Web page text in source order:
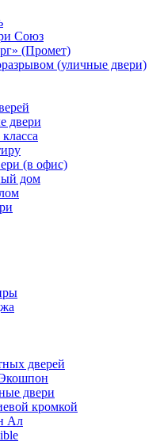
Союз
(Промет)
(уличные двери)
двери
(в офис)
дом
дверей
двери
кромкой
Ал